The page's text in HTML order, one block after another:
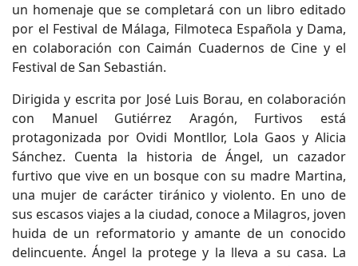
un homenaje que se completará con un libro editado
por el Festival de Málaga, Filmoteca Española y Dama,
en colaboración con Caimán Cuadernos de Cine y el
Festival de San Sebastián.
Dirigida y escrita por José Luis Borau, en colaboración
con Manuel Gutiérrez Aragón, Furtivos está
protagonizada por Ovidi Montllor, Lola Gaos y Alicia
Sánchez. Cuenta la historia de Ángel, un cazador
furtivo que vive en un bosque con su madre Martina,
una mujer de carácter tiránico y violento. En uno de
sus escasos viajes a la ciudad, conoce a Milagros, joven
huida de un reformatorio y amante de un conocido
delincuente. Ángel la protege y la lleva a su casa. La